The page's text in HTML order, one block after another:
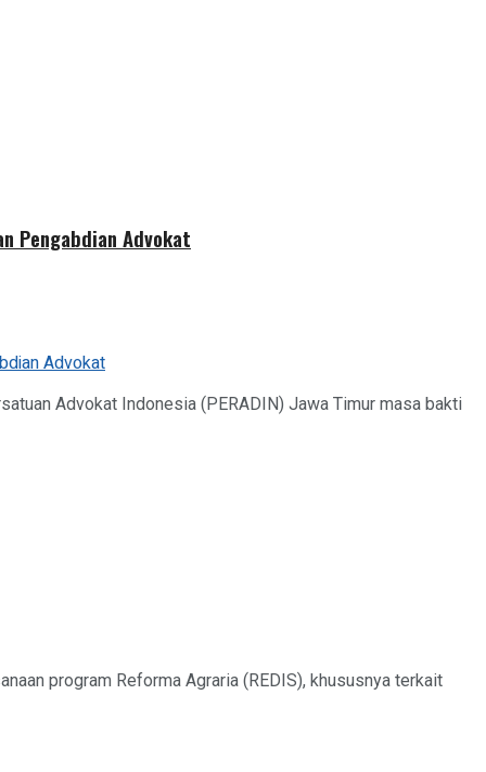
Pengabdian Advokat
Advokat Indonesia (PERADIN) Jawa Timur masa bakti
program Reforma Agraria (REDIS), khususnya terkait